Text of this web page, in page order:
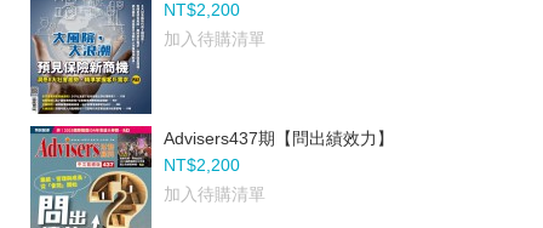
NT$2,200
加入待購清單
Advisers437期【問出績效力】
NT$2,200
加入待購清單